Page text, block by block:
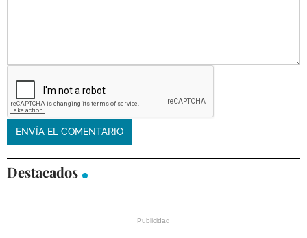
Destacados